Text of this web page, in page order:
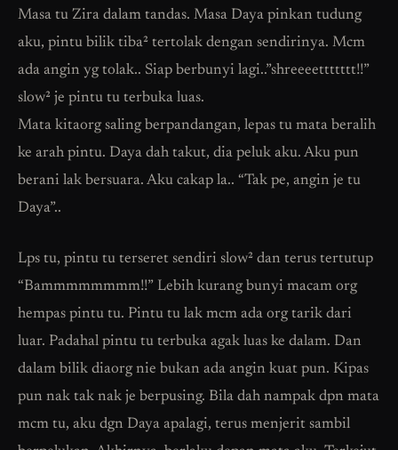
Masa tu Zira dalam tandas. Masa Daya pinkan tudung
aku, pintu bilik tiba² tertolak dengan sendirinya. Mcm
ada angin yg tolak.. Siap berbunyi lagi..”shreeeettttttt!!”
slow² je pintu tu terbuka luas.
Mata kitaorg saling berpandangan, lepas tu mata beralih
ke arah pintu. Daya dah takut, dia peluk aku. Aku pun
berani lak bersuara. Aku cakap la.. “Tak pe, angin je tu
Daya”..
Lps tu, pintu tu terseret sendiri slow² dan terus tertutup
“Bammmmmmmm!!” Lebih kurang bunyi macam org
hempas pintu tu. Pintu tu lak mcm ada org tarik dari
luar. Padahal pintu tu terbuka agak luas ke dalam. Dan
dalam bilik diaorg nie bukan ada angin kuat pun. Kipas
pun nak tak nak je berpusing. Bila dah nampak dpn mata
mcm tu, aku dgn Daya apalagi, terus menjerit sambil